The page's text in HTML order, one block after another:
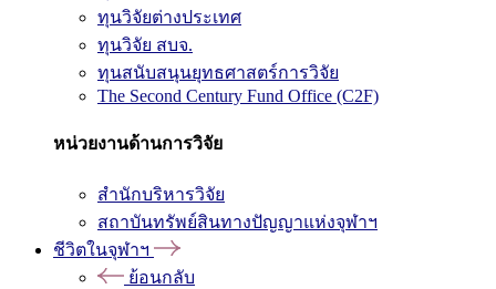
ทุนวิจัยต่างประเทศ
ทุนวิจัย สบจ.
ทุนสนับสนุนยุทธศาสตร์การวิจัย
The Second Century Fund Office (C2F)
หน่วยงานด้านการวิจัย
สำนักบริหารวิจัย
สถาบันทรัพย์สินทางปัญญาแห่งจุฬาฯ
ชีวิตในจุฬาฯ
ย้อนกลับ